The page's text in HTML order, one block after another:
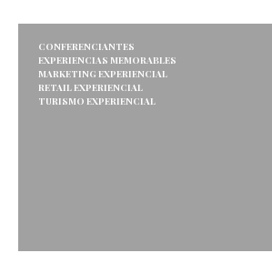
CONFERENCIANTES
EXPERIENCIAS MEMORABLES
MARKETING EXPERIENCIAL
RETAIL EXPERIENCIAL
TURISMO EXPERIENCIAL